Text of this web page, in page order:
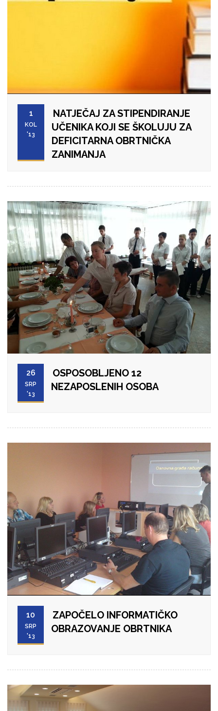
1
KOL
'13
NATJEČAJ ZA STIPENDIRANJE
UČENIKA KOJI SE ŠKOLUJU ZA
DEFICITARNA OBRTNIČKA
ZANIMANJA
26
SRP
'13
OSPOSOBLJENO 12
NEZAPOSLENIH OSOBA
10
SRP
'13
ZAPOČELO INFORMATIČKO
OBRAZOVANJE OBRTNIKA